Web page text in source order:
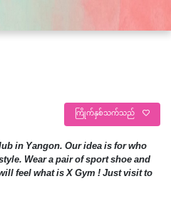
ကြိုက်နှစ်သက်သည်
in Yangon. Our idea is for who
Wear a pair of sport shoe and
feel what is X Gym ! Just visit to